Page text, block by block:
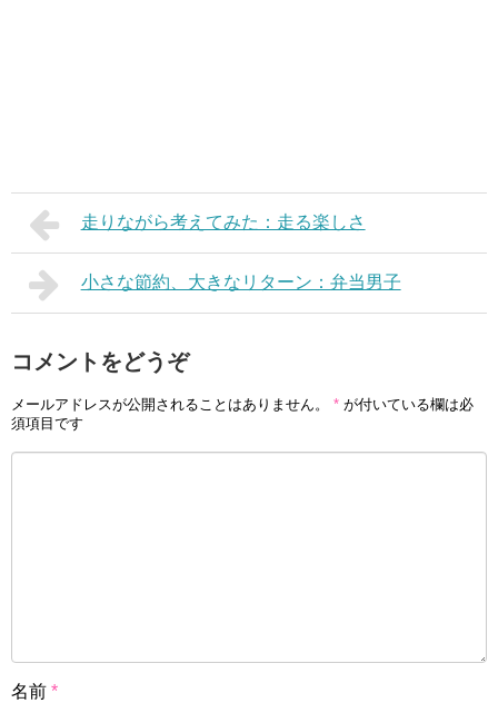
走りながら考えてみた：走る楽しさ
小さな節約、大きなリターン：弁当男子
コメントをどうぞ
メールアドレスが公開されることはありません。 * が付いている欄は必
須項目です
名前 *